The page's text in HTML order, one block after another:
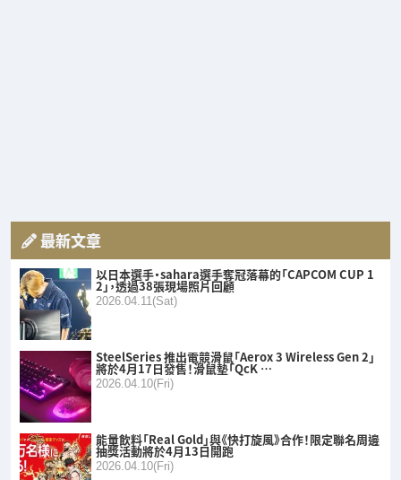
最新文章
以日本選手・sahara選手奪冠落幕的「CAPCOM CUP 1
2」，透過38張現場照片回顧
2026.04.11(Sat)
SteelSeries 推出電競滑鼠「Aerox 3 Wireless Gen 2」
將於4月17日發售！滑鼠墊「QcK …
2026.04.10(Fri)
能量飲料「Real Gold」與《快打旋風》合作！限定聯名周邊
抽獎活動將於4月13日開跑
2026.04.10(Fri)